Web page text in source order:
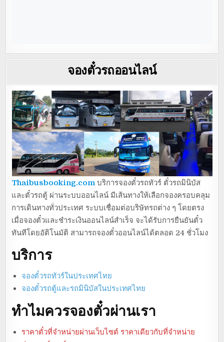
จองตั๋วรถออนไลน์
Thaibusbooking.com บริการจองตั๋วรถทัวร์ ตั๋วรถมินิบัส
และตั๋วรถตู้ ผ่านระบบออนไลน์ มีเส้นทางให้เลือกจองครอบคลุม
การเดินทางทั่วประเทศ ระบบเชื่อมต่อบริษัทรถต่าง ๆ โดยตรง
เมื่อจองตั๋วและชำระเงินออนไลน์สำเร็จ จะได้รับการยืนยันตั๋ว
ทันทีโดยอัติโนมัติ สามารถจองตั๋วออนไลน์ได้ตลอด 24 ชั่วโมง
บริการ
จองตั๋วรถทัวร์ในประเทศไทย
จองตั๋วรถตู้และรถมินิบัสในประเทศไทย
ทำไมควรจองตั๋วผ่านเรา
ราคาตั๋วที่จำหน่ายผ่านเว็บไซต์ ราคาเดียวกับที่จำหน่าย